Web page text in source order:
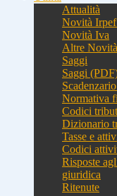
Attualità
Novità
Novità Iva
Altre Novità
Saggi
Saggi
Normativa
Codici
Dizionario
Tasse e
Codici
Risposte
giuridica
Ritenute